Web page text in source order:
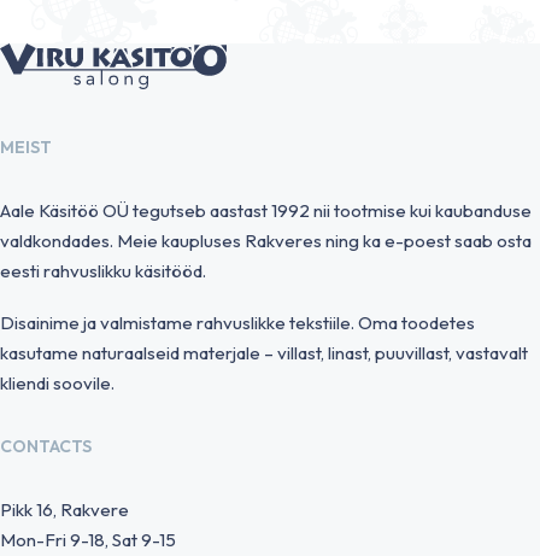
MEIST
Aale Käsitöö OÜ tegutseb aastast 1992 nii tootmise kui kaubanduse
valdkondades. Meie kaupluses Rakveres ning ka e-poest saab osta
eesti rahvuslikku käsitööd.
Disainime ja valmistame rahvuslikke tekstiile. Oma toodetes
kasutame naturaalseid materjale – villast, linast, puuvillast, vastavalt
kliendi soovile.
CONTACTS
Pikk 16, Rakvere
Mon-Fri 9-18, Sat 9-15